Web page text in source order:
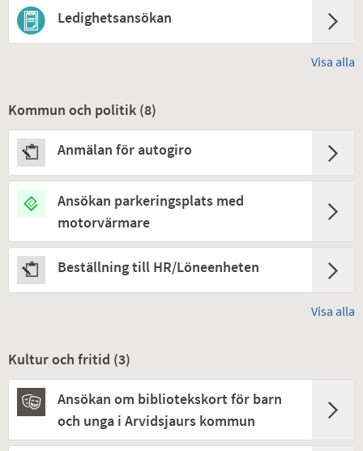
Ledighetsansökan
Visa alla
Kommun och politik (8)
Anmälan för autogiro
Ansökan parkeringsplats med
motorvärmare
Beställning till HR/Löneenheten
Visa alla
Kultur och fritid (3)
Ansökan om bibliotekskort för barn
och unga i Arvidsjaurs kommun